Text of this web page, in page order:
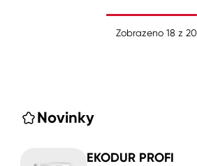
Zobrazeno 18 z 20
Novinky
EKODUR PROFI